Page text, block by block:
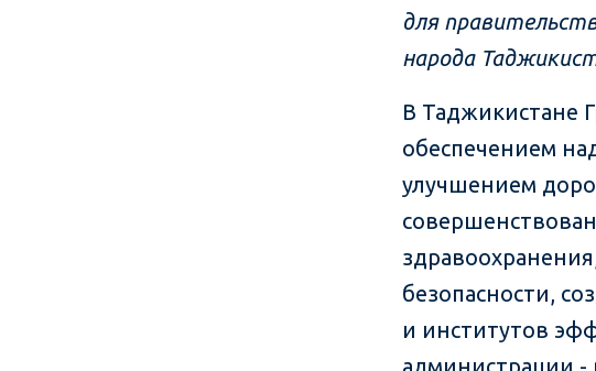
для
народа
В Таджикистане
обеспечением
улучшением
безопасности,
и институтов